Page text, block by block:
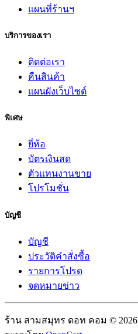
แผนที่ร้านฯ
บริการของเรา
ติดต่อเรา
คืนสินค้า
แผนผังเว็บไซต์
พิเศษ
ยี่ห้อ
บัตรเงินสด
ตัวแทนงานขาย
โปรโมชั่น
บัญชี
บัญชี
ประวัติคำสั่งซื้อ
รายการโปรด
จดหมายข่าว
ร้าน สามสมุทร ดอท คอม © 2026